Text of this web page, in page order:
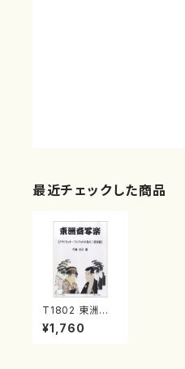
最近チェックした商品
T1802 東洲斎
写楽（クラリネッ
ト、ファゴット/田
¥1,760